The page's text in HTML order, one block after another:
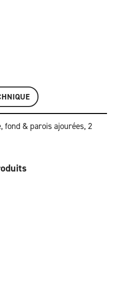
fond & parois ajourées, 2